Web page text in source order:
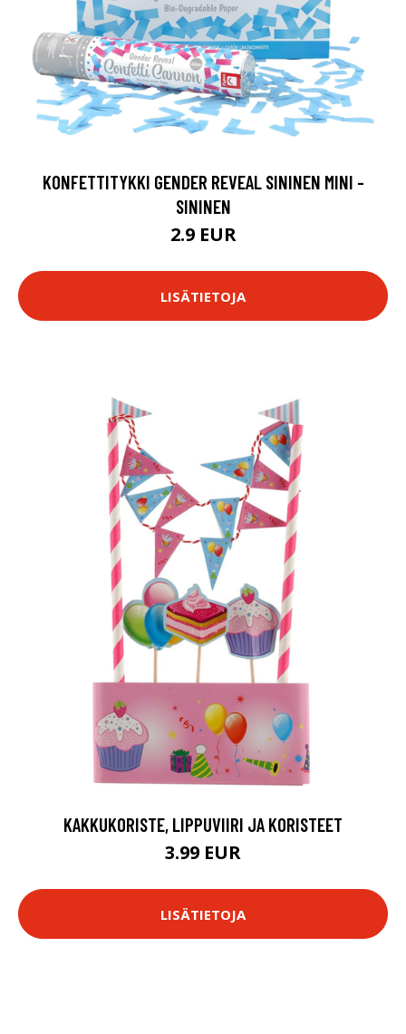
KONFETTITYKKI GENDER REVEAL SININEN MINI -
SININEN
2.9 EUR
LISÄTIETOJA
KAKKUKORISTE, LIPPUVIIRI JA KORISTEET
3.99 EUR
LISÄTIETOJA